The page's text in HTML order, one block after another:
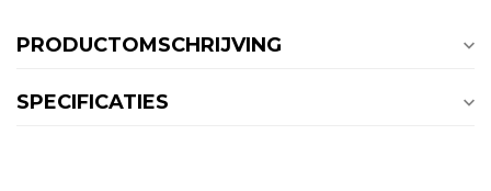
PRODUCTOMSCHRIJVING
SPECIFICATIES